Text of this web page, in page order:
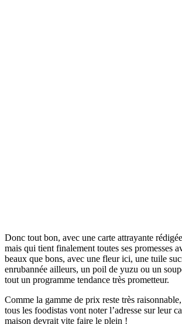
Donc tout bon, avec une carte attrayante
mais qui tient finalement toutes ses promesses
beaux que bons, avec une fleur ici, une tuile
enrubannée ailleurs, un poil de yuzu ou un
tout un programme tendance très prometteur.
Comme la gamme de prix reste très
tous les foodistas vont noter l’adresse sur leur
maison devrait vite faire le plein !